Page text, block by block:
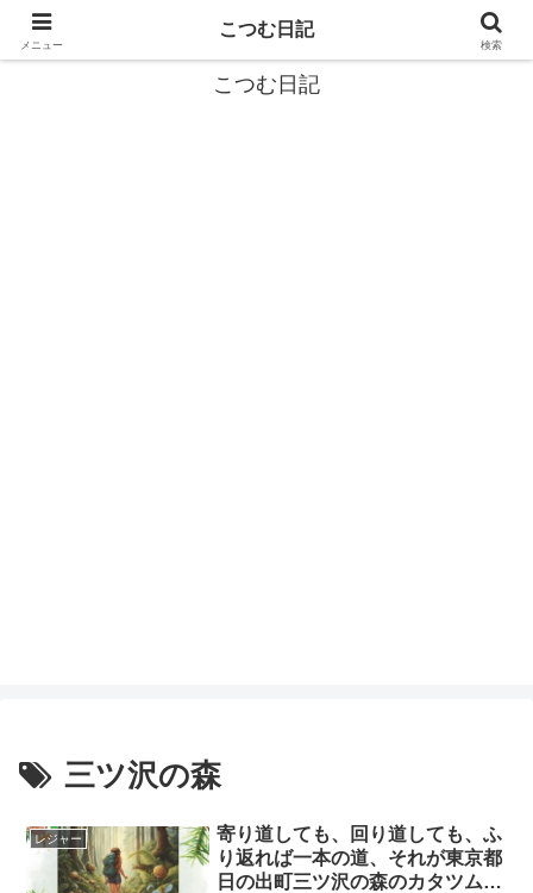
カタツムリから学ぶスローライフ🎓『こつむ日記』🐌
こつむ日記
三ツ沢の森
レジャー
寄り道しても、回り道しても、ふ
り返れば一本の道、それが東京都
日の出町三ツ沢の森のカタツムリ
メニュー
こつむ日記
検索